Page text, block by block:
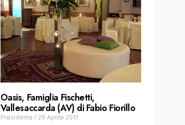
Oasis, Famiglia Fischetti,
Vallesaccarda (AV) di Fabio Fiorillo
Presidente / 26 Aprile 2011